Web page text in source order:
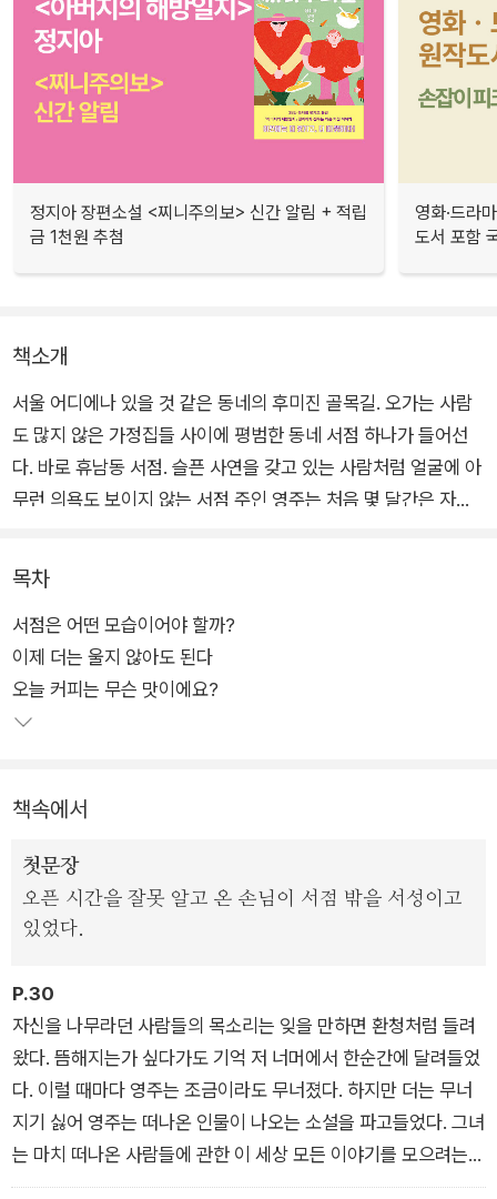
정지아 장편소설 <찌니주의보> 신간 알림 + 적립
금 1천원 추첨
영화·드라
도서 포함
책소개
서울 어디에나 있을 것 같은 동네의 후미진 골목길. 오가는 사람
도 많지 않은 가정집들 사이에 평범한 동네 서점 하나가 들어선
다. 바로 휴남동 서점. 슬픈 사연을 갖고 있는 사람처럼 얼굴에 아
무런 의욕도 보이지 않는 서점 주인 영주는 처음 몇 달간은 자신
그렇게 잃어버린 것들을 하나둘 되찾는 기분으로 하루하루를 보
내다 보니 소진되고 텅 빈 것만 같았던 내면의 느낌이 서서히 사
라진다. 그러다 어느 순간 깨닫는다. 자신이 꽤 건강해졌다는 사
실을. 그 순간부터 휴남동 서점은 완전히 새로운 공간이 된다. 사
람이 모이고 감정이 모이고 저마다의 이야기가 모이는 공간으로.
을 안식처로 삼아 함께 살아가는 법을 배운다. 배려와 친절, 거리
를 지킬 줄 아는 사람들끼리의 우정과 느슨한 연대, 진솔하고 깊
이 있는 대화 등 우리가 잃어버린 채 살고 있지만 사는 데 꼭 필요
한 것들이 가득한 책이다. 출간 즉시 전자책 TOP 10 베스트셀러
청으로 마침내 종이책으로 다시 태어났다.
목차
서점은 어떤 모습이어야 할까?
이제 더는 울지 않아도 된다
오늘 커피는 무슨 맛이에요?
책속에서
첫문장
오픈 시간을 잘못 알고 온 손님이 서점 밖을 서성이고
있었다.
P.30
자신을 나무라던 사람들의 목소리는 잊을 만하면 환청처럼 들려
왔다. 뜸해지는가 싶다가도 기억 저 너머에서 한순간에 달려들었
다. 이럴 때마다 영주는 조금이라도 무너졌다. 하지만 더는 무너
지기 싫어 영주는 떠나온 인물이 나오는 소설을 파고들었다. 그녀
는 마치 떠나온 사람들에 관한 이 세상 모든 이야기를 모으려는
것처럼 굴었다. 영주의 몸 어딘가엔 떠나온 이들이 모여 사는 장